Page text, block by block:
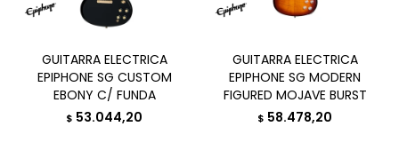
GUITARRA ELECTRICA
EPIPHONE SG CUSTOM
EBONY C/ FUNDA
$ 53.044,20
GUITARRA ELECTRICA
EPIPHONE SG MODERN
FIGURED MOJAVE BURST
$ 58.478,20